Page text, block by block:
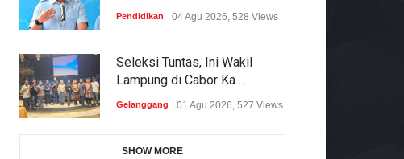
Pendidikan 04 Agu 2026, 528 Views
Seleksi Tuntas, Ini Wakil
Lampung di Cabor Ka ...
Gelanggang 01 Agu 2026, 527 Views
SHOW MORE